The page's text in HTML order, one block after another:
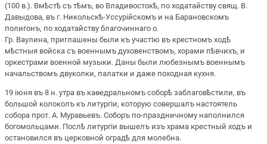
(100 в.). Вмѣстѣ съ тѣмъ, во Владивостокѣ, по ходатайству свящ. В.
Давыдова, въ г. Никольскѣ-Уссурійскомъ и на Барановскомъ
полигонъ, по ходатайству благочиннаго о.
Гр. Ваулина, приглашены были къ участію въ крестномъ ходѣ
мѣстныя войска съ военнымъ духовенствомъ, хорами пѣвчихъ, и
оркестрами военной музыки. Даны были любезнымъ военнымъ
начальствомъ двуколки, палатки и даже походная кухня.
19 іюня въ 8 н. утра въ каѳедральномъ соборѣ заблаговѣстили, въ
большой колоколъ къ литургіи, которую совершалъ настоятель
собора прот. А. Муравьевъ. Соборъ по-праздничному наполнился
богомольцами. Послѣ литургіи вышелъ изъ храма крестный ходъ и
остановился въ церковной оградѣ для молебна.